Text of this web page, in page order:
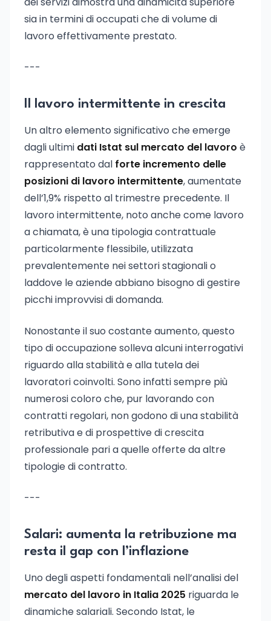
sia in termini di occupati che di volume di
lavoro effettivamente prestato.
---
Il lavoro intermittente in crescita
Un altro elemento significativo che emerge
dagli ultimi dati Istat sul mercato del lavoro è
rappresentato dal forte incremento delle
posizioni di lavoro intermittente, aumentate
dell’1,9% rispetto al trimestre precedente. Il
lavoro intermittente, noto anche come lavoro
a chiamata, è una tipologia contrattuale
particolarmente flessibile, utilizzata
prevalentemente nei settori stagionali o
laddove le aziende abbiano bisogno di gestire
picchi improvvisi di domanda.
Nonostante il suo costante aumento, questo
tipo di occupazione solleva alcuni interrogativi
riguardo alla stabilità e alla tutela dei
lavoratori coinvolti. Sono infatti sempre più
numerosi coloro che, pur lavorando con
contratti regolari, non godono di una stabilità
retributiva e di prospettive di crescita
professionale pari a quelle offerte da altre
tipologie di contratto.
---
Salari: aumenta la retribuzione ma
resta il gap con l’inflazione
Uno degli aspetti fondamentali nell’analisi del
mercato del lavoro in Italia 2025 riguarda le
dinamiche salariali. Secondo Istat, le